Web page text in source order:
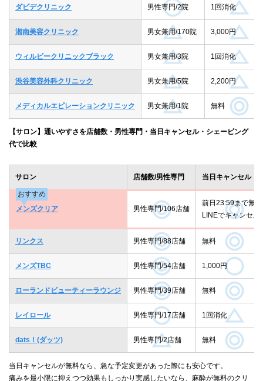
ダビデクリニック 男性専門/2院 1回消化
湘南美容クリニック 男女兼用/170院 3,000円
ウィルビークリニックブラック 男女兼用/3院 1回消化
渋谷美容外科クリニック 男女兼用/5院 2,200円
メディカルエピレーションクリニック 男女兼用/1院 無料
【サロン】通いやすさを店舗数・男性専門・当日キャンセル・シェービング
代で比較
サロン 店舗数/男性専門 当日キャンセル
おすすめ
メンズクリア
男性専門/106店舗
前日23:59まで無料
LINEでキャンセル
リンクス 男性専門/88店舗 無料
メンズTBC 男性専門/54店舗 1,000円
ローランドビューティーラウンジ 男性専門/39店舗 無料
レイロール 男性専門/17店舗 1回消化
dats！(ダッツ) 男性専門/2店舗 無料
当日キャンセルが無料なら、急な予定変更があった際にも安心です。
痛みを最小限に抑えつつ効果もしっかり実感したいなら、麻酔が無料のクリ